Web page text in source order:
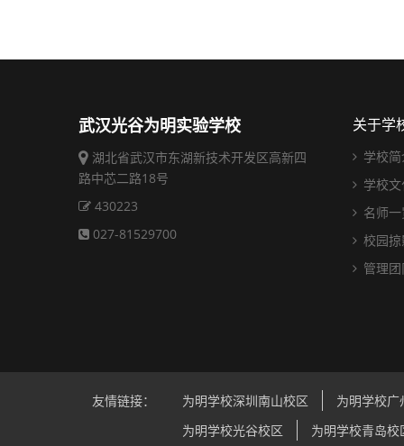
武汉光谷为明实验学校
湖北省武汉市东湖新技术开发区高新四
路中芯二路18号
430223
027-81529700
关于学
学校
学校
名师
校园
管理
友情链接： 为明学校深圳南山校区
为明学校
为明学校光谷校区
为明学校青岛校